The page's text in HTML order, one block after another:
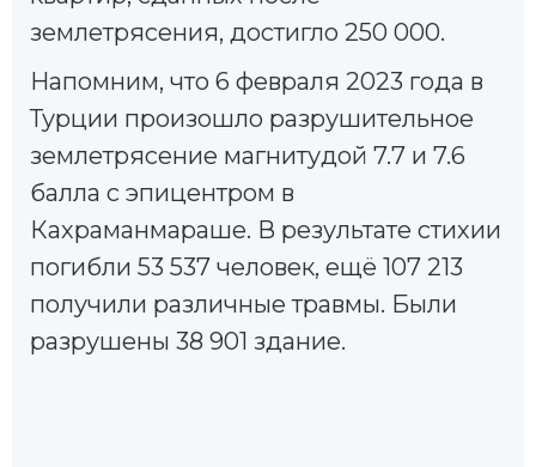
землетрясения, достигло 250 000.
Напомним, что 6 февраля 2023 года в
Турции произошло разрушительное
землетрясение магнитудой 7.7 и 7.6
балла с эпицентром в
Кахраманмараше. В результате стихии
погибли 53 537 человек, ещё 107 213
получили различные травмы. Были
разрушены 38 901 здание.